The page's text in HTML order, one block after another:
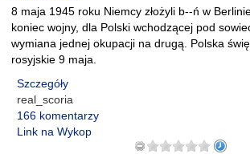
8 maja 1945 roku Niemcy złożyli b--ń w
koniec wojny, dla Polski wchodzącej pod
wymiana jednej okupacji na drugą. Polska
rosyjskie 9 maja.
Szczegóły
real_scoria
166 komentarzy
Link na Wykop